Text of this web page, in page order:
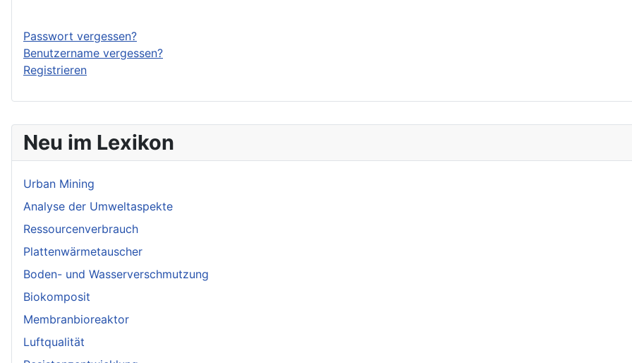
Neu im Lexikon
Urban Mining
Analyse der Umweltaspekte
Ressourcenverbrauch
Plattenwärmetauscher
Boden- und Wasserverschmutzung
Biokomposit
Membranbioreaktor
Luftqualität
Passwort vergessen?
Benutzername vergessen?
Registrieren